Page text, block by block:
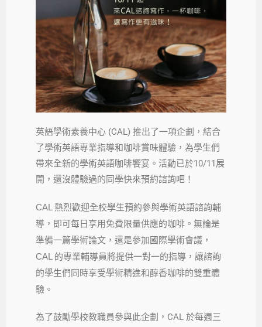
英語學術素養中心 (CAL) 推出了一項企劃，結合
了學術英語專業指導和咖啡賞味體驗，為學生們
帶來全新的學術英語咖啡饗宴。活動已於10/11展
開，還沒體驗過的同學快來預約諮詢吧！
CAL 熱烈歡迎全校學生預約參與學術英語諮詢輔
導，即可每日享用免費限量供應的咖啡。無論是
準備一篇學術論文，還是參加國際學術會議，
CAL 的專業輔導員將提供一對一的指導，讓諮詢
的學生們同時享受學術精進和醇香咖啡的雙重體
驗。
為了鼓勵學校教職員參與此企劃，CAL 於每週三